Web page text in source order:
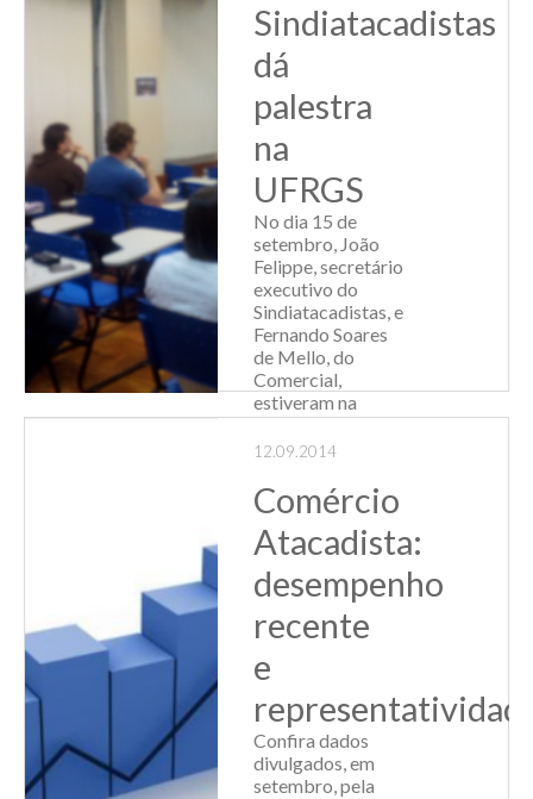
Grande do ...
Leia Mais
Sindiatacadistas
dá
palestra
na
UFRGS
No dia 15 de
setembro, João
Felippe, secretário
executivo do
Sindiatacadistas, e
Fernando Soares
de Mello, do
Comercial,
estiveram na
Escola de
Administração da
Federal do Rio
Grande do S...
Leia Mais
12.09.2014
Comércio
Atacadista:
desempenho
recente
e
Confira dados
divulgados, em
setembro, pela